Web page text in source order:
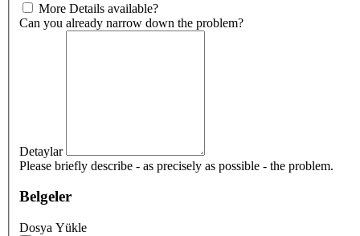
More Details available?
Can you already narrow down the problem?
Detaylar
Please briefly describe - as precisely as possible - the problem.
Belgeler
Dosya Yükle